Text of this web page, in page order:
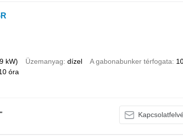
kW) Üzemanyag dízel A gabonabunker térfogata
óra